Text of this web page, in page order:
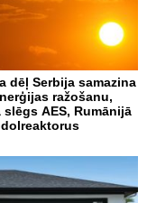
dēļ Serbija samazina
ražošanu,
slēgs AES, Rumānijā